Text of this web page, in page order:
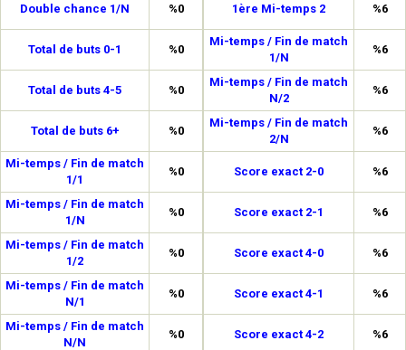
Double chance 1/N %0
Total de buts 0-1 %0
Total de buts 4-5 %0
Total de buts 6+ %0
Mi-temps / Fin de match
1/1
%0
Mi-temps / Fin de match
1/N
%0
Mi-temps / Fin de match
1/2
%0
Mi-temps / Fin de match
N/1
%0
Mi-temps / Fin de match
N/N
%0
1ère Mi-temps 2 %6
Mi-temps / Fin de match
1/N
%6
Mi-temps / Fin de match
N/2
%6
Mi-temps / Fin de match
2/N
%6
Score exact 2-0 %6
Score exact 2-1 %6
Score exact 4-0 %6
Score exact 4-1 %6
Score exact 4-2 %6